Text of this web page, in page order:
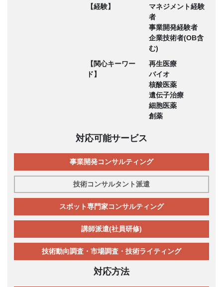
【経験】
マネジメント経験
者
事業開発経験者
企業技術者(OB含
む)
【関心キーワー
ド】
再生医療
バイオ
核酸医薬
遺伝子治療
細胞医薬
創薬
対応可能サービス
事業開発コンサルティング
技術コンサルタント派遣
スポット専門家コンサルティング
講師派遣(社員研修)
技術動向調査・市場調査・技術ライティング
対応方法